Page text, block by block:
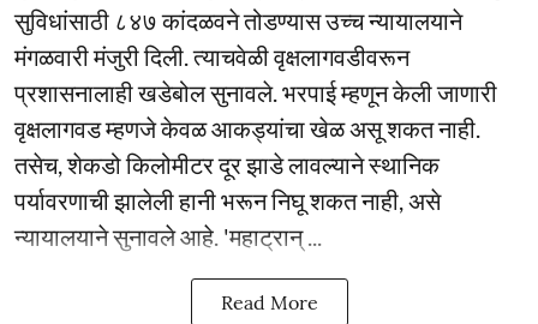
सुविधांसाठी ८४७ कांदळवने तोडण्यास उच्च न्यायालयाने
मंगळवारी मंजुरी दिली. त्याचवेळी वृक्षलागवडीवरून
प्रशासनालाही खडेबोल सुनावले. भरपाई म्हणून केली जाणारी
वृक्षलागवड म्हणजे केवळ आकड्यांचा खेळ असू शकत नाही.
तसेच, शेकडो किलोमीटर दूर झाडे लावल्याने स्थानिक
पर्यावरणाची झालेली हानी भरून निघू शकत नाही, असे
न्यायालयाने सुनावले आहे. 'महाट्रान् ...
Read More